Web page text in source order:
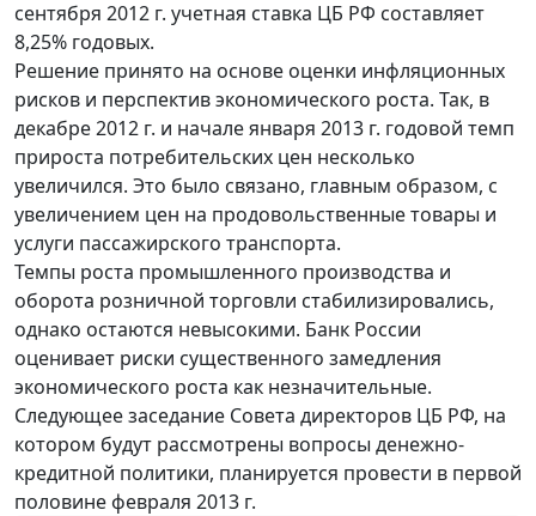
сентября 2012 г. учетная ставка ЦБ РФ составляет
8,25% годовых.
Решение принято на основе оценки инфляционных
рисков и перспектив экономического роста. Так, в
декабре 2012 г. и начале января 2013 г. годовой темп
прироста потребительских цен несколько
увеличился. Это было связано, главным образом, с
увеличением цен на продовольственные товары и
услуги пассажирского транспорта.
Темпы роста промышленного производства и
оборота розничной торговли стабилизировались,
однако остаются невысокими. Банк России
оценивает риски существенного замедления
экономического роста как незначительные.
Следующее заседание Совета директоров ЦБ РФ, на
котором будут рассмотрены вопросы денежно-
кредитной политики, планируется провести в первой
половине февраля 2013 г.